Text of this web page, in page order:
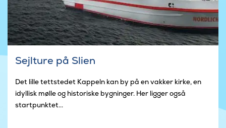
Sejlture på Slien
Det lille tettstedet Kappeln kan by på en vakker kirke, en
idyllisk mølle og historiske bygninger. Her ligger også
startpunktet...